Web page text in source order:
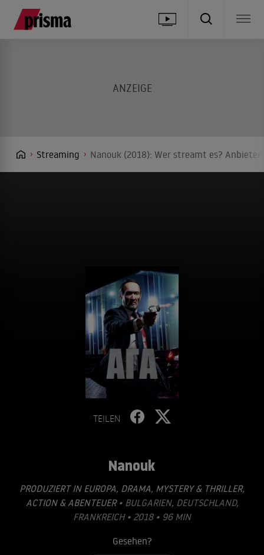
Streaming Nanouk (2018): Wer streamt es? Anbieter
TEILEN
Nanouk
PRODUZIERT IN EUROPA, DRAMA, MYSTERY & THRILLER,
ACTION & ABENTEUER• BULGARIEN, DEUTSCHLAND,
FRANKREICH • 2018 • 96 MIN
Gesehen?